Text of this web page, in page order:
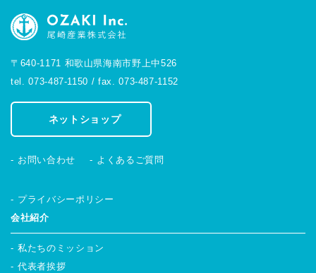
〒640-1171 和歌山県海南市野上中526
tel. 073-487-1150 / fax. 073-487-1152
ネットショップ
お問い合わせ よくあるご質問
プライバシーポリシー
会社紹介
私たちのミッション
代表者挨拶